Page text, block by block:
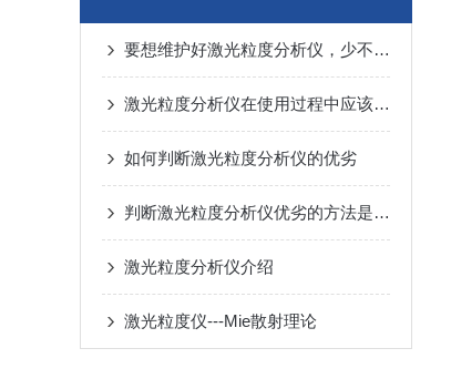
要想维护好激光粒度分析仪，少不了以下关键步骤！
激光粒度分析仪在使用过程中应该注意以下事项
如何判断激光粒度分析仪的优劣
判断激光粒度分析仪优劣的方法是什么?
激光粒度分析仪介绍
激光粒度仪---Mie散射理论